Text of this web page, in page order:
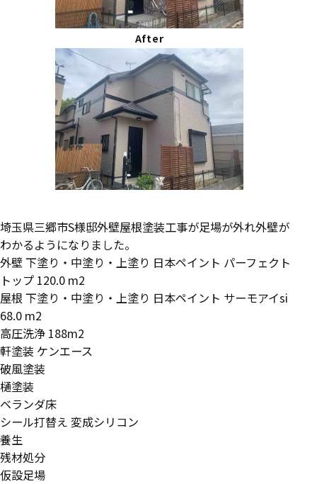
After
埼玉県三郷市S様邸外壁屋根塗装工事が足場が外れ外壁が
わかるようになりました。
外壁 下塗り・中塗り・上塗り 日本ペイント パーフェクト
トップ 120.0 m2
屋根 下塗り・中塗り・上塗り 日本ペイント サーモアイsi
68.0 m2
高圧洗浄 188m2
軒塗装 ケンエース
破風塗装
樋塗装
ベランダ床
シール打替え 変成シリコン
養生
残材処分
仮設足場